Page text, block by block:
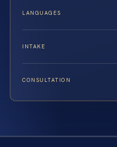
LANGUAGES
INTAKE
CONSULTATION